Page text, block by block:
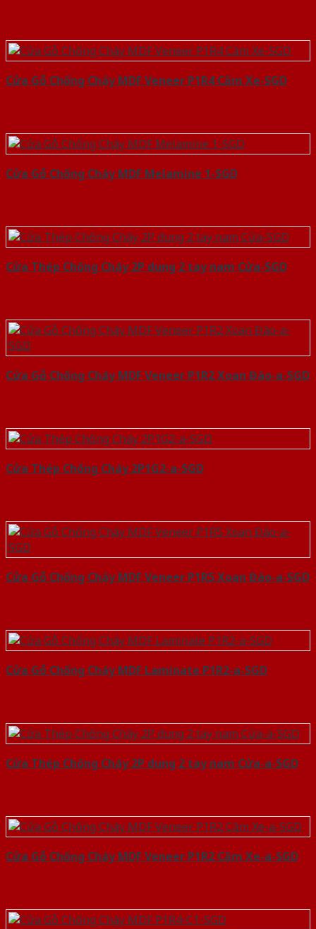
Cửa Gỗ Chống Cháy MDF Veneer P1R4 Căm Xe-SGD
Cửa Gỗ Chống Cháy MDF Melamine 1-SGD
Cửa Thép Chống Cháy 2P dung 2 tay nam Cửa-SGD
Cửa Gỗ Chống Cháy MDF Veneer P1R2 Xoan Đào-a-SGD
Cửa Thép Chống Cháy 2P1G2-a-SGD
Cửa Gỗ Chống Cháy MDF Veneer P1R5 Xoan Đào-a-SGD
Cửa Gỗ Chống Cháy MDF Laminate P1R2-a-SGD
Cửa Thép Chống Cháy 2P dung 2 tay nam Cửa-a-SGD
Cửa Gỗ Chống Cháy MDF Veneer P1R2 Căm Xe-a-SGD